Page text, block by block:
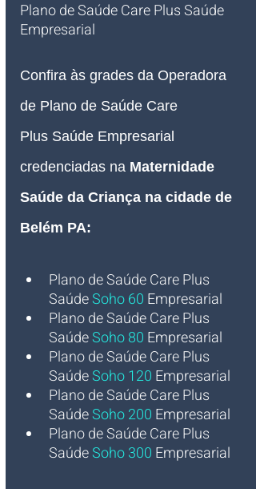
Plano de Saúde Care Plus Saúde
Empresarial
Confira às grades da Operadora
de Plano de Saúde Care
Plus Saúde Empresarial
credenciadas na Maternidade
Saúde da Criança na cidade de
Belém PA:
Plano de Saúde Care Plus
Saúde Soho 60 Empresarial
Plano de Saúde Care Plus
Saúde Soho 80 Empresarial
Plano de Saúde Care Plus
Saúde Soho 120 Empresarial
Plano de Saúde Care Plus
Saúde Soho 200 Empresarial
Plano de Saúde Care Plus
Saúde Soho 300 Empresarial